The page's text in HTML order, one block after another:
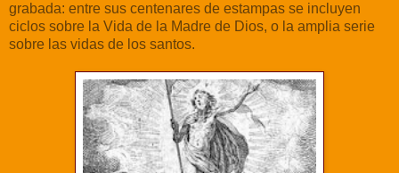
grabada: entre sus centenares de estampas se incluyen
ciclos sobre la Vida de la Madre de Dios, o la amplia serie
sobre las vidas de los santos.